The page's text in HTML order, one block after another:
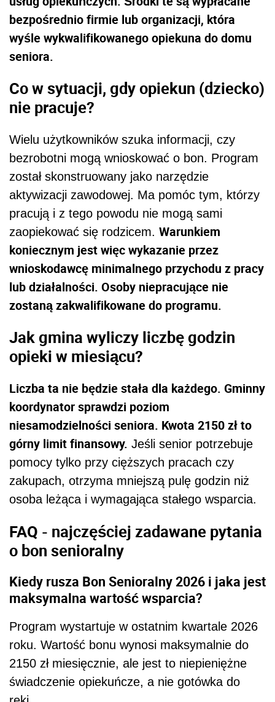
bezpośrednio firmie lub organizacji, która
wyśle wykwalifikowanego opiekuna do domu
seniora.
Co w sytuacji, gdy opiekun (dziecko)
nie pracuje?
Wielu użytkowników szuka informacji, czy
bezrobotni mogą wnioskować o bon. Program
został skonstruowany jako narzędzie
aktywizacji zawodowej. Ma pomóc tym, którzy
pracują i z tego powodu nie mogą sami
zaopiekować się rodzicem. Warunkiem
koniecznym jest więc wykazanie przez
wnioskodawcę minimalnego przychodu z pracy
lub działalności. Osoby niepracujące nie
zostaną zakwalifikowane do programu.
Jak gmina wyliczy liczbę godzin
opieki w miesiącu?
Liczba ta nie będzie stała dla każdego. Gminny
koordynator sprawdzi poziom
niesamodzielności seniora. Kwota 2150 zł to
górny limit finansowy. Jeśli senior potrzebuje
pomocy tylko przy cięższych pracach czy
zakupach, otrzyma mniejszą pulę godzin niż
osoba leżąca i wymagająca stałego wsparcia.
FAQ - najczęściej zadawane pytania
o bon senioralny
Kiedy rusza Bon Senioralny 2026 i jaka jest
maksymalna wartość wsparcia?
Program wystartuje w ostatnim kwartale 2026
roku. Wartość bonu wynosi maksymalnie do
2150 zł miesięcznie, ale jest to niepieniężne
świadczenie opiekuńcze, a nie gotówka do